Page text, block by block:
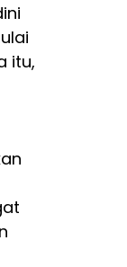
itu,